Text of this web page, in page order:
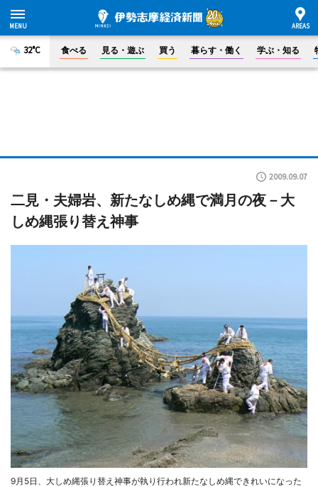
32°C 食べる 見る・遊ぶ 買う 暮らす・働く 学ぶ・知る
2009.09.07
二見・夫婦岩、新たなしめ縄で満月の夜－大
しめ縄張り替え神事
9月5日、大しめ縄張り替え神事が執り行われ新たなしめ縄できれいになった